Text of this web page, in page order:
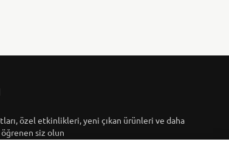
özel etkinlikleri, yeni çıkan ürünleri ve daha
öğrenen siz olun